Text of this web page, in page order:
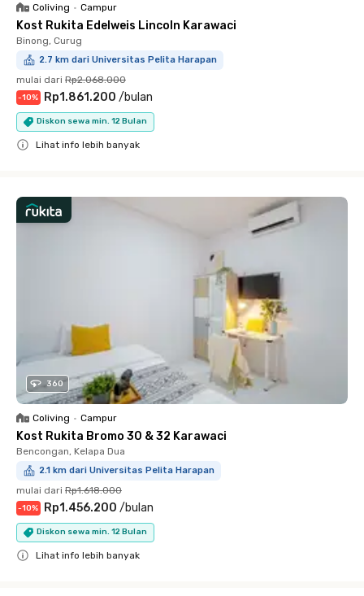
Coliving • Campur
Kost Rukita Edelweis Lincoln Karawaci
Binong, Curug
2.7 km dari Universitas Pelita Harapan
mulai dari Rp2.068.000
-10% Rp1.861.200 /bulan
Diskon sewa min. 12 Bulan
Lihat info lebih banyak
360
Coliving • Campur
Kost Rukita Bromo 30 & 32 Karawaci
Bencongan, Kelapa Dua
2.1 km dari Universitas Pelita Harapan
mulai dari Rp1.618.000
-10% Rp1.456.200 /bulan
Diskon sewa min. 12 Bulan
Lihat info lebih banyak